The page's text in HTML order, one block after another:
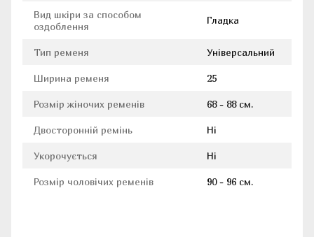
Вид шкіри за способом
оздоблення
Гладка
Тип ременя Універсальний
Ширина ременя 25
Розмір жіночих ременів 68 - 88 см.
Двосторонній ремінь Ні
Укорочується Ні
Розмір чоловічих ременів 90 - 96 см.